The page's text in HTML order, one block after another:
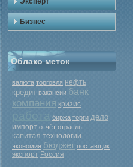
Бизнес
Облако меток
валюта торговля нефть
кредит вакансии банк
компания кризис
биржа торги дело
импорт отчёт отрасль
капитал технологии
экономия бюджет поставщик
экспорт Россия